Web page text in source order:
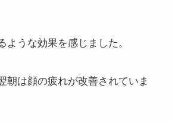
ような効果を感じました。
朝は顔の疲れが改善されていま